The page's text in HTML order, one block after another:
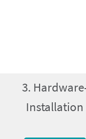
3.
Installation